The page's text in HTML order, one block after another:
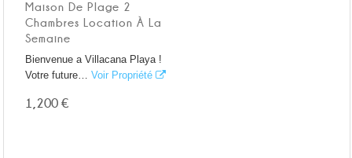
Maison De Plage 2
Chambres Location À La
Semaine
Bienvenue a Villacana Playa !
Votre future… Voir Propriété
1,200 €